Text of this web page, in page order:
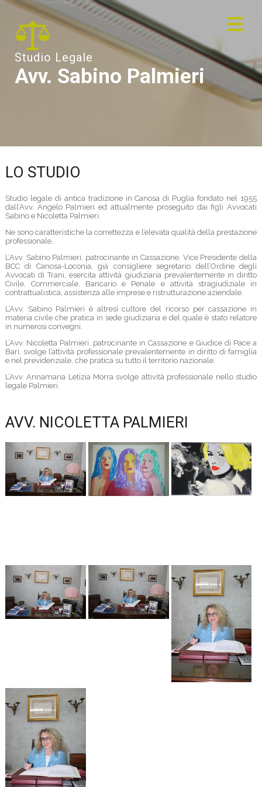
Studio Legale
Avv. Sabino Palmieri
LO STUDIO
Studio legale di antica tradizione in Canosa di Puglia fondato nel 1955
dall’Avv. Angelo Palmieri ed attualmente proseguito dai figli Avvocati
Sabino e Nicoletta Palmieri.
Ne sono caratteristiche la correttezza e l’elevata qualità della prestazione
professionale.
L’Avv. Sabino Palmieri, patrocinante in Cassazione, Vice Presidente della
BCC di Canosa-Loconia, già consigliere segretario dell’Ordine degli
Avvocati di Trani, esercita attività giudiziaria prevalentemente in diritto
Civile, Commerciale, Bancario e Penale e attività stragiudiziale in
contrattualistica, assistenza alle imprese e ristrutturazione aziendale.
L’Avv. Sabino Palmieri è altresì cultore del ricorso per cassazione in
materia civile che pratica in sede giudiziaria e del quale è stato relatore
in numerosi convegni.
L’Avv. Nicoletta Palmieri, patrocinante in Cassazione e Giudice di Pace a
Bari, svolge l’attività professionale prevalentemente in diritto di famiglia
e nel previdenziale, che pratica su tutto il territorio nazionale.
L’Avv. Annamaria Letizia Morra svolge attività professionale nello studio
legale Palmieri.
AVV. NICOLETTA PALMIERI